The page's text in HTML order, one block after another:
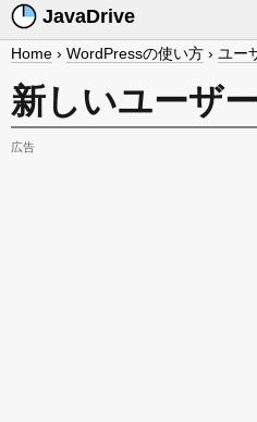
JavaDrive
Home › WordPressの使い方 › ユー
新しいユーザ
広告